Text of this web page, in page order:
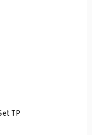
Spider-Man #24